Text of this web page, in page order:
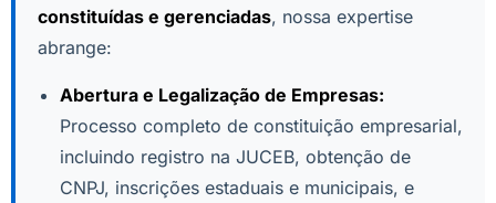
constituídas e gerenciadas, nossa expertise
abrange:
Abertura e Legalização de Empresas:
Processo completo de constituição empresarial,
incluindo registro na JUCEB, obtenção de
CNPJ, inscrições estaduais e municipais, e